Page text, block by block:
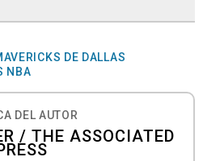
DE DALLAS
NBA
DEL AUTOR
/ THE ASSOCIATED